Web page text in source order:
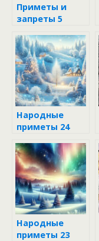
Приметы и
запреты 5
Народные
приметы 24
Никонов день
Народные
приметы 23